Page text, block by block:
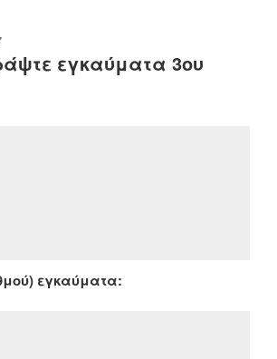
εγκαύματα 3ου
εγκαύματα: